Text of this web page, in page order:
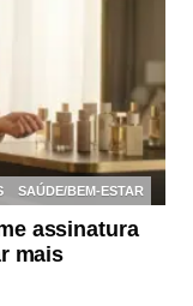
SAÚDE/BEM-ESTAR
assinatura
mais